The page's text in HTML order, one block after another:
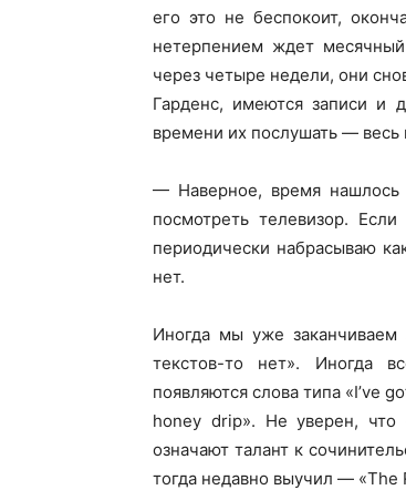
его это не беспокоит,
нетерпением ждет
через четыре недели, они
Гарденс, имеются записи и
времени их послушать — весь
— Наверное, время нашлось
посмотреть телевизор.
периодически набрасываю
нет.
Иногда мы уже заканчиваем
текстов-то нет». Иногда
появляются слова типа «I’ve
honey drip». Не уверен, что
означают талант к
тогда недавно выучил — «The